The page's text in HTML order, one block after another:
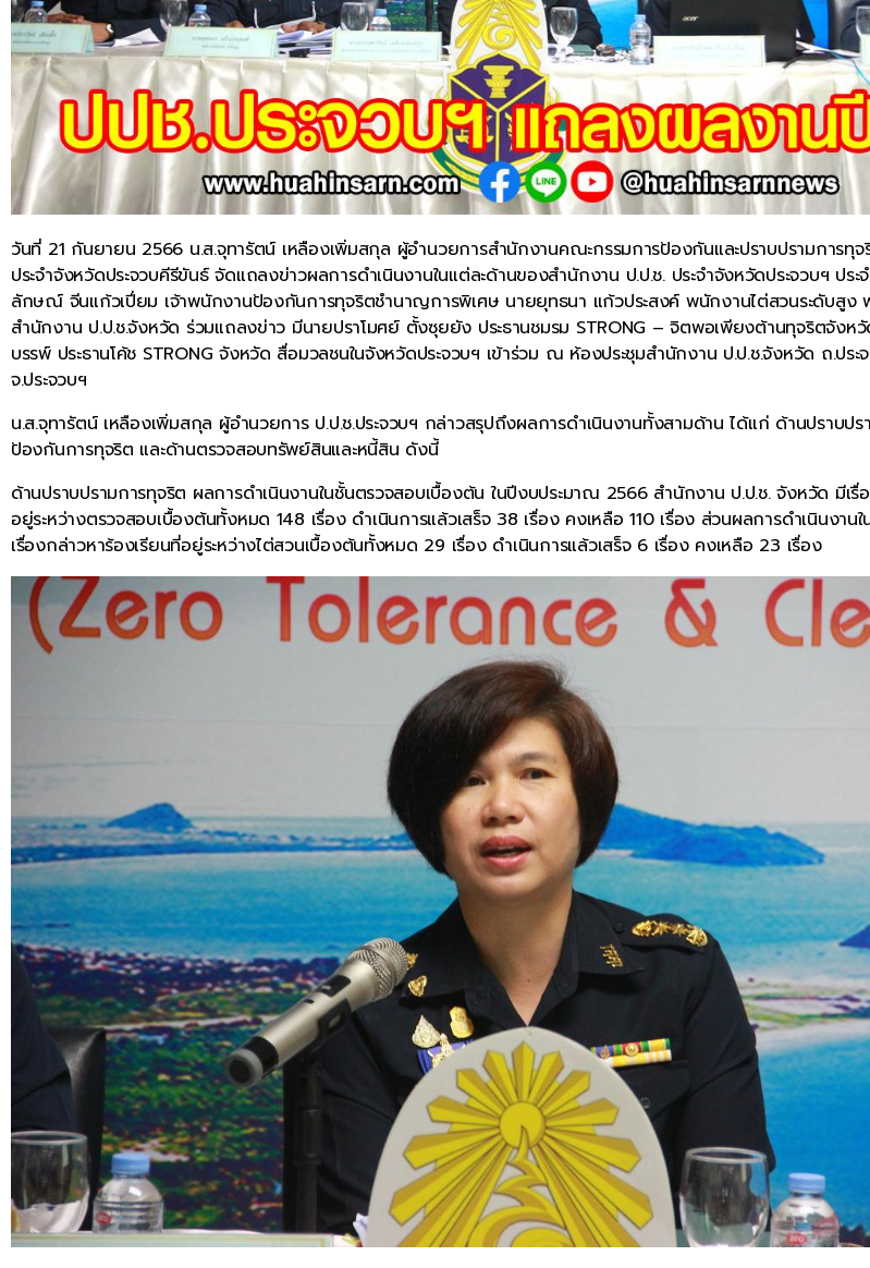
วันที่ 21 กันยายน 2566 น.ส.จุทารัตน์ เหลืองเพิ่มสกุล ผู้อำนวยการสำนักงานคณะกรรมการป้องกันและปราบปรามการทุจ
ประจำจังหวัดประจวบคีรีขันธ์ จัดแถลงข่าวผลการดำเนินงานในแต่ละด้านของสำนักงาน ป.ป.ช. ประจำจังหวัดประจวบฯ ปร
ลักษณ์ จีนแก้วเปี่ยม เจ้าพนักงานป้องกันการทุจริตชำนาญการพิเศษ นายยุทธนา แก้วประสงค์ พนักงานไต่สวนระดับสูง
สำนักงาน ป.ป.ช.จังหวัด ร่วมแถลงข่าว มีนายปราโมศย์ ตั้งซุยยัง ประธานชมรม STRONG – จิตพอเพียงต้านทุจริตจังห
บรรพ์ ประธานโค้ช STRONG จังหวัด สื่อมวลชนในจังหวัดประจวบฯ เข้าร่วม ณ ห้องประชุมสำนักงาน ป.ป.ช.จังหวัด ถ.ประ
จ.ประจวบฯ
น.ส.จุทารัตน์ เหลืองเพิ่มสกุล ผู้อำนวยการ ป.ป.ช.ประจวบฯ กล่าวสรุปถึงผลการดำเนินงานทั้งสามด้าน ได้แก่ ด้านปราบป
ป้องกันการทุจริต และด้านตรวจสอบทรัพย์สินและหนี้สิน ดังนี้
ด้านปราบปรามการทุจริต ผลการดำเนินงานในชั้นตรวจสอบเบื้องต้น ในปีงบประมาณ 2566 สำนักงาน ป.ป.ช. จังหวัด มีเรื่
อยู่ระหว่างตรวจสอบเบื้องต้นทั้งหมด 148 เรื่อง ดำเนินการแล้วเสร็จ 38 เรื่อง คงเหลือ 110 เรื่อง ส่วนผลการดำเนินงาน
เรื่องกล่าวหาร้องเรียนที่อยู่ระหว่างไต่สวนเบื้องต้นทั้งหมด 29 เรื่อง ดำเนินการแล้วเสร็จ 6 เรื่อง คงเหลือ 23 เรื่อง